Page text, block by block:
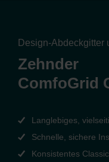
Design-Abdeckgitter
Zehnder
ComfoGrid
Langlebiges,
Schnelle, sichere
Konsistentes